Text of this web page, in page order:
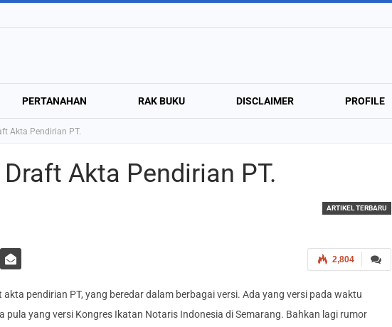
PERTANAHAN RAK BUKU DISCLAIMER PROFILE
Akta Pendirian PT.
Akta Pendirian PT.
ARTIKEL TERBARU
2,804
pendirian PT, yang beredar dalam berbagai versi. Ada yang versi pada waktu
pula yang versi Kongres Ikatan Notaris Indonesia di Semarang. Bahkan lagi rumor